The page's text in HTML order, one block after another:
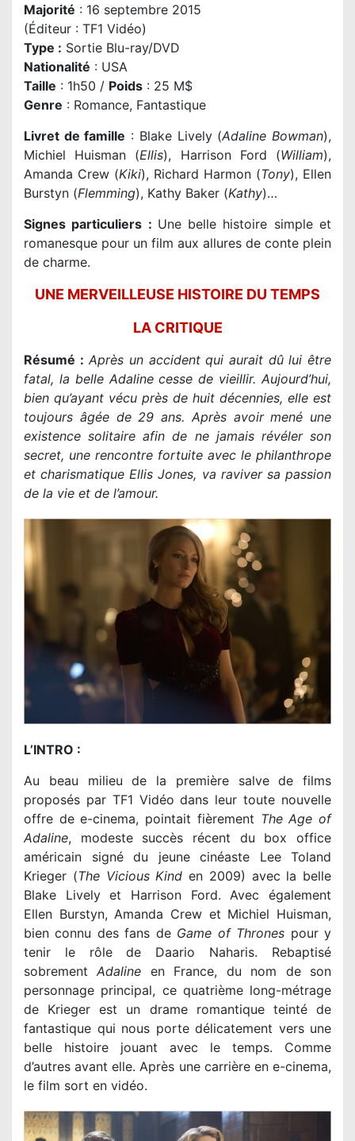
Majorité : 16 septembre 2015
(Éditeur : TF1 Vidéo)
Type : Sortie Blu-ray/DVD
Nationalité : USA
Taille : 1h50 / Poids : 25 M$
Genre : Romance, Fantastique
Livret de famille : Blake Lively (Adaline Bowman),
Michiel Huisman (Ellis), Harrison Ford (William),
Amanda Crew (Kiki), Richard Harmon (Tony), Ellen
Burstyn (Flemming), Kathy Baker (Kathy)…
Signes particuliers : Une belle histoire simple et
romanesque pour un film aux allures de conte plein
de charme.
UNE MERVEILLEUSE HISTOIRE DU TEMPS
LA CRITIQUE
Résumé : Après un accident qui aurait dû lui être
fatal, la belle Adaline cesse de vieillir. Aujourd’hui,
bien qu’ayant vécu près de huit décennies, elle est
toujours âgée de 29 ans. Après avoir mené une
existence solitaire afin de ne jamais révéler son
secret, une rencontre fortuite avec le philanthrope
et charismatique Ellis Jones, va raviver sa passion
de la vie et de l’amour.
L’INTRO :
Au beau milieu de la première salve de films
proposés par TF1 Vidéo dans leur toute nouvelle
offre de e-cinema, pointait fièrement The Age of
Adaline, modeste succès récent du box office
américain signé du jeune cinéaste Lee Toland
Krieger (The Vicious Kind en 2009) avec la belle
Blake Lively et Harrison Ford. Avec également
Ellen Burstyn, Amanda Crew et Michiel Huisman,
bien connu des fans de Game of Thrones pour y
tenir le rôle de Daario Naharis. Rebaptisé
sobrementAdaline en France, du nom de son
personnage principal, ce quatrième long-métrage
de Krieger est un drame romantique teinté de
fantastique qui nous porte délicatement vers une
belle histoire jouant avec le temps. Comme
d’autres avant elle. Après une carrière en e-cinema,
le film sort en vidéo.